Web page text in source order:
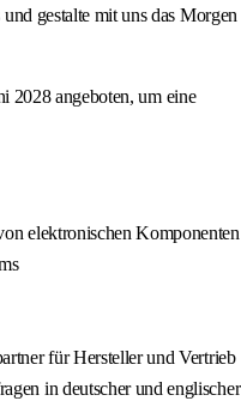
gestalte mit uns das Morgen
2028 angeboten, um eine
elektronischen Komponenten
für Hersteller und Vertrieb
in deutscher und englischer